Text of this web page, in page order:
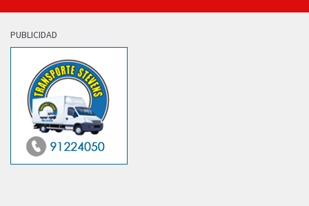
PUBLICIDAD